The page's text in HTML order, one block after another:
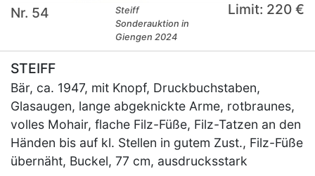
Nr. 54
Steiff
Sonderauktion in
Giengen 2024
Limit: 220 €
STEIFF
Bär, ca. 1947, mit Knopf, Druckbuchstaben,
Glasaugen, lange abgeknickte Arme, rotbraunes,
volles Mohair, flache Filz-Füße, Filz-Tatzen an den
Händen bis auf kl. Stellen in gutem Zust., Filz-Füße
übernäht, Buckel, 77 cm, ausdrucksstark